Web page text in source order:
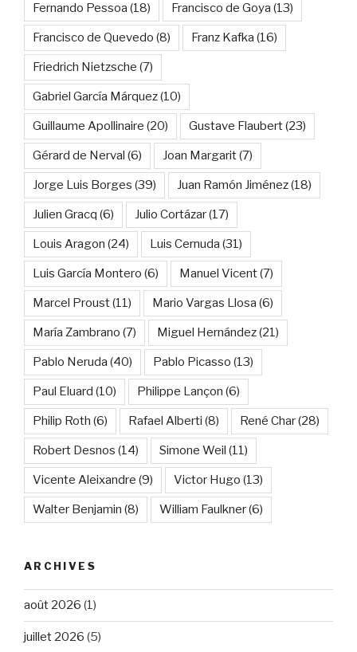
Fernando Pessoa (18) Francisco de Goya (13)
Francisco de Quevedo (8) Franz Kafka (16)
Friedrich Nietzsche (7)
Gabriel García Márquez(10)
Guillaume Apollinaire (20) Gustave Flaubert(23)
Gérard de Nerval (6) Joan Margarit(7)
Jorge Luis Borges (39) Juan Ramón Jiménez(18)
Julien Gracq (6) Julio Cortázar(17)
Louis Aragon (24) Luis Cernuda (31)
Luis García Montero (6) Manuel Vicent(7)
Marcel Proust(11) Mario Vargas Llosa (6)
María Zambrano (7) Miguel Hernández(21)
Pablo Neruda (40) Pablo Picasso (13)
Paul Eluard (10) Philippe Lançon (6)
Philip Roth (6) Rafael Alberti (8) René Char(28)
Robert Desnos (14) Simone Weil (11)
Vicente Aleixandre (9) Victor Hugo (13)
Walter Benjamin (8) William Faulkner(6)
ARCHIVES
août 2026 (1)
juillet 2026 (5)